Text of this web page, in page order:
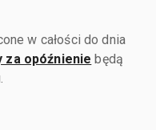
w całości do dnia
za opóźnienie będą